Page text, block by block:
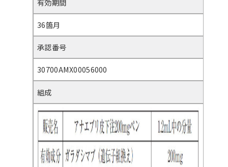
36箇月
承認番号
30700AMX00056000
組成